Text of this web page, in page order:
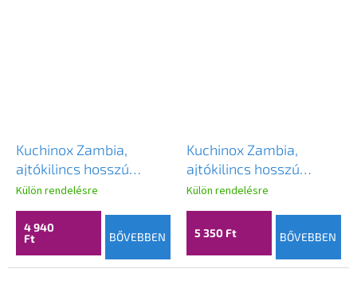
Kuchinox Zambia,
ajtókilincs hosszú
szerelvényen PZ
zárbetéthez, szatén,
LAV-KAB_3M2A
Külön rendelésre
4 940
Ft
BŐVEBBEN
Kuchinox Zambia,
ajtókilincs hosszú
szerelvényen PZ
zárbetéthez, grafit,
LAV-KAB_512A
Külön rendelésre
5 350 Ft BŐVEBBEN